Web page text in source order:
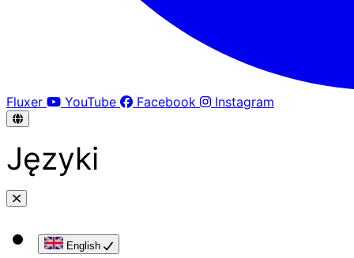
Fluxer YouTube Facebook Instagram
Języki
English